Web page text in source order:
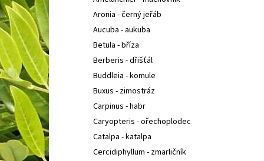
l
Aronia - černý jeřáb
Aucuba - aukuba
Betula - bříza
Berberis - dřišťál
Buddleia - komule
Buxus - zimostráz
Carpinus - habr
Caryopteris - ořechoplodec
Catalpa - katalpa
Cercidiphyllum - zmarličník
STÁLEZELENÁ, ŠTĚNIČNÍK